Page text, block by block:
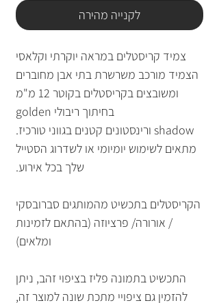
לקנייה מהירה
צמיד קריסטלים במראה יוקרתי וקלאסי
הצמיד מורכב משרשרת בתי אבן מחוברים
ומשובצים בקריסטלים בקוטר 12 מ"מ
בחיתוך ריבולי golden
shadow ורינסטונים קטנים בגווני טורכיז.
מתאים לשימוש יומיומי או לשדרוג הסטייל
שלך בכל אירוע.
הקריסטלים בתכשיט מהמותגים סברובסקי
/ אורורה/ פרציוזה (בהתאם לזמינות
ומלאים)
התכשיט בתמונה פליז בציפוי זהב, ניתן
להזמין גם ציפויי מתכת שונה למוצר זה,